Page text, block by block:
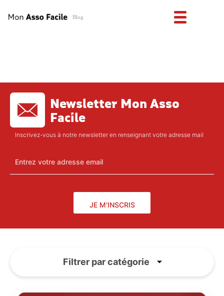
Blog
Filtrer par catégorie
Newsletter Mon Asso
Facile
Inscrivez-vous à notre newsletter en renseignant votre adresse mail